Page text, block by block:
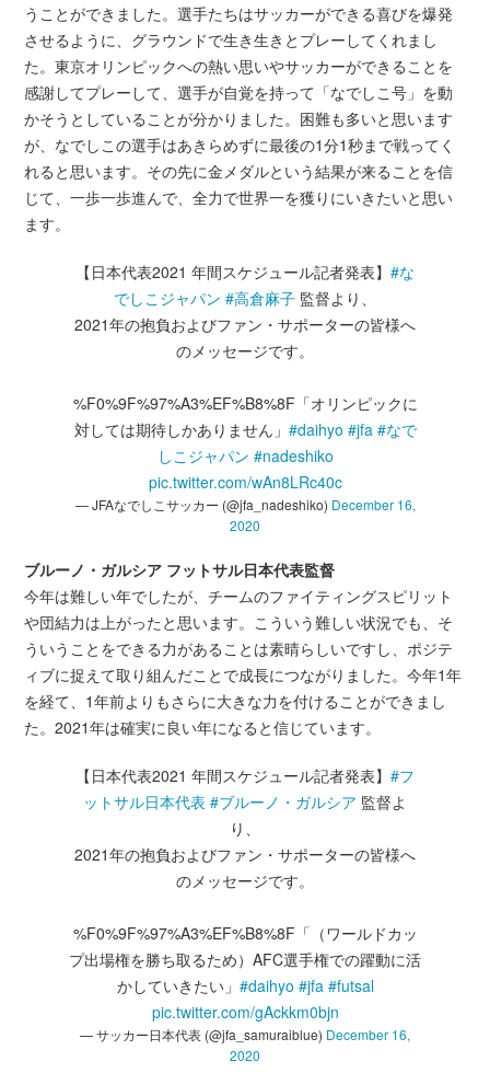
うことができました。選手たちはサッカーができる喜びを爆発
させるように、グラウンドで生き生きとプレーしてくれまし
た。東京オリンピックへの熱い思いやサッカーができることを
感謝してプレーして、選手が自覚を持って「なでしこ号」を動
かそうとしていることが分かりました。困難も多いと思います
が、なでしこの選手はあきらめずに最後の1分1秒まで戦ってく
れると思います。その先に金メダルという結果が来ることを信
じて、一歩一歩進んで、全力で世界一を獲りにいきたいと思い
ます。
【日本代表2021 年間スケジュール記者発表】 #な
でしこジャパン #高倉麻子 監督より、
2021年の抱負およびファン・サポーターの皆様へ
のメッセージです。
%F0%9F%97%A3%EF%B8%8F「オリンピックに
対しては期待しかありません」 #daihyo #jfa #なで
しこジャパン #nadeshiko
pic.twitter.com/wAn8LRc40c
— JFAなでしこサッカー (@jfa_nadeshiko) December 16,
2020
ブルーノ・ガルシア フットサル日本代表監督
今年は難しい年でしたが、チームのファイティングスピリット
や団結力は上がったと思います。こういう難しい状況でも、そ
ういうことをできる力があることは素晴らしいですし、ポジテ
ィブに捉えて取り組んだことで成長につながりました。今年1年
を経て、1年前よりもさらに大きな力を付けることができまし
た。2021年は確実に良い年になると信じています。
【日本代表2021 年間スケジュール記者発表】 #フ
ットサル日本代表 #ブルーノ・ガルシア 監督よ
り、
2021年の抱負およびファン・サポーターの皆様へ
のメッセージです。
%F0%9F%97%A3%EF%B8%8F「（ワールドカッ
プ出場権を勝ち取るため）AFC選手権での躍動に活
かしていきたい」 #daihyo #jfa #futsal
pic.twitter.com/gAckkm0bjn
— サッカー日本代表 (@jfa_samuraiblue) December 16,
2020